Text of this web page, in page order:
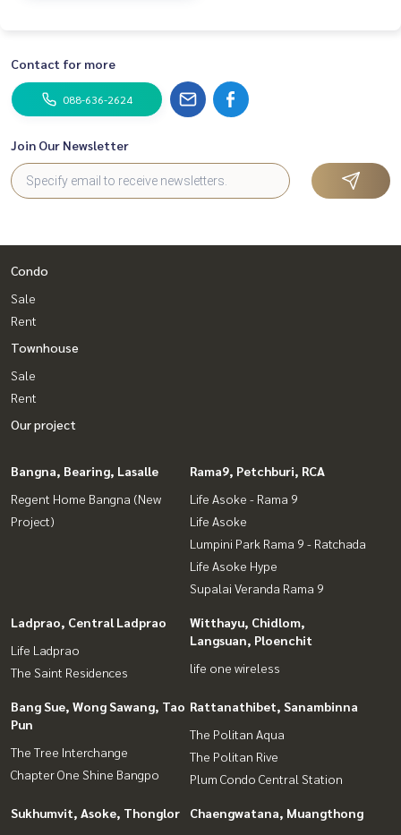
Contact for more
088-636-2624
Join Our Newsletter
Condo
Sale
Rent
Townhouse
Sale
Rent
Our project
Bangna, Bearing, Lasalle
Regent Home Bangna (New
Project)
Rama9, Petchburi, RCA
Life Asoke - Rama 9
Life Asoke
Lumpini Park Rama 9 - Ratchada
Life Asoke Hype
Supalai Veranda Rama 9
Ladprao, Central Ladprao
Life Ladprao
The Saint Residences
Witthayu, Chidlom,
Langsuan, Ploenchit
life one wireless
Bang Sue, Wong Sawang, Tao
Pun
The Tree Interchange
Chapter One Shine Bangpo
Rattanathibet, Sanambinna
The Politan Aqua
The Politan Rive
Plum Condo Central Station
Sukhumvit, Asoke, Thonglor
Chaengwatana, Muangthong